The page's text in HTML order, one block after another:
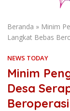
Beranda » Minim
Langkat Bebas
NEWS TODAY
Minim
Desa
Beroperasi